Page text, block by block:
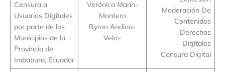
Censura a
Usuarios Digitales
por parte de los
Municipios de la
Provincia de
Imbabura, Ecuador
Verónica Marín-
Montero
Byron Andino-
Veloz
Moderación De
Contenidos
Derechos
Digitales
Censura Digital